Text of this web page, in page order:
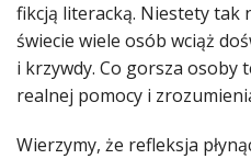
fikcją literacką. Niestety tak
świecie wiele osób wciąż
i krzywdy. Co gorsza osoby
realnej pomocy i
Wierzymy, że refleksja